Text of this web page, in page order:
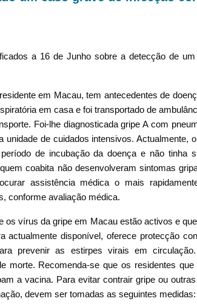
a 16 de Junho sobre a detecção de
em Macau, tem antecedentes de
em casa e foi transportado de
Foi-lhe diagnosticada gripe A com
unidade de cuidados intensivos. Actualmente,
de incubação da doença e não tinha
coabita não desenvolveram sintomas
assistência médica o mais
conforme avaliação médica.
os vírus da gripe em Macau estão activos e
actualmente disponível, oferece protecção
prevenir as estirpes virais em
morte. Recomenda-se que os residentes
a vacina. Para evitar contrair gripe ou
devem ser tomadas as seguintes medidas: